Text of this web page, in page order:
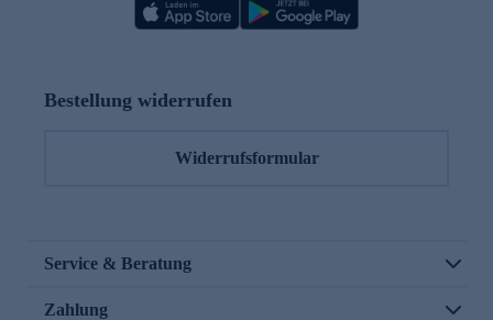
Bestellung widerrufen
Widerrufsformular
Service & Beratung
Zahlung